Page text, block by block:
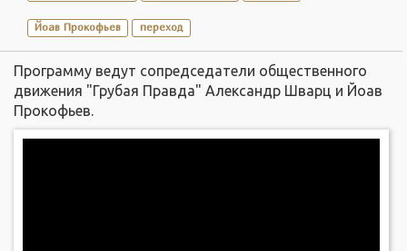
Йоав Прокофьев переход
Программу ведут сопредседатели общественного
движения "Грубая Правда" Александр Шварц и Йоав
Прокофьев.